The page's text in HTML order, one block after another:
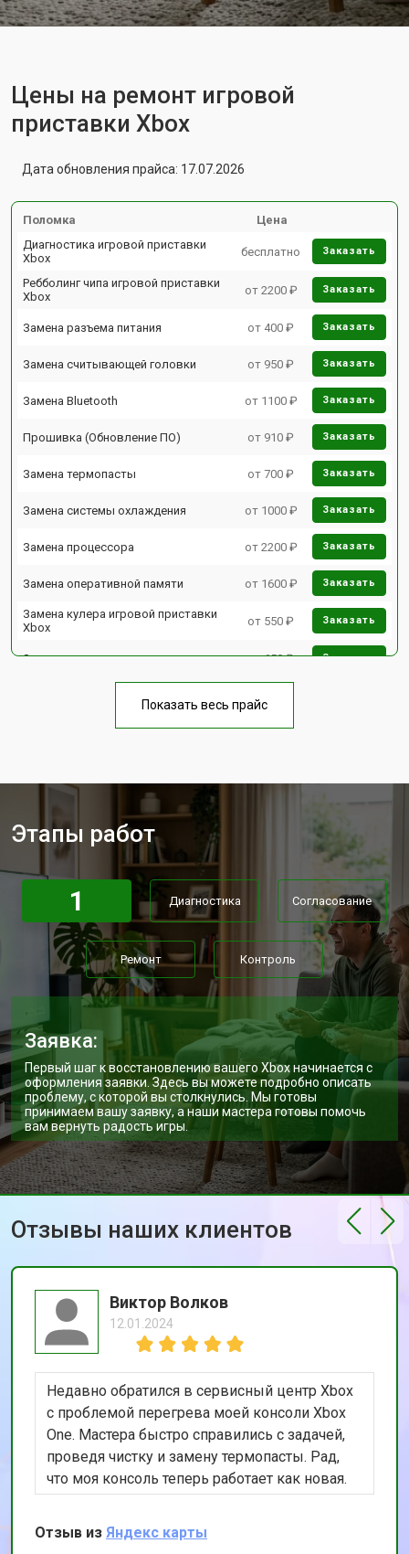
Цены на ремонт игровой
приставки Xbox
Дата обновления прайса: 17.07.2026
Поломка
Цена
Диагностика игровой приставки
Xbox
бесплатно Заказать
Ребболинг чипа игровой приставки
Xbox
от 2200 ₽ Заказать
Замена разъема питания от 400 ₽ Заказать
Замена считывающей головки от 950 ₽ Заказать
Замена Bluetooth от 1100 ₽ Заказать
Прошивка (Обновление ПО) от 910 ₽ Заказать
Замена термопасты от 700 ₽ Заказать
Замена системы охлаждения от 1000 ₽ Заказать
Замена процессора от 2200 ₽ Заказать
Замена оперативной памяти от 1600 ₽ Заказать
Замена кулера игровой приставки
Xbox
от 550 ₽ Заказать
Замена аудиоразъема от 650 ₽ Заказать
Замена Ethernet порта от 600 ₽
Замена блока питания Заказать
Замена материнской платы от 1100 ₽ Заказать
Показать весь прайс
Этапы работ
1 Диагностика Согласование
Ремонт Контроль
Заявка:
Первый шаг к восстановлению вашего Xbox начинается с
оформления заявки. Здесь вы можете подробно описать
проблему, с которой вы столкнулись. Мы готовы
принимаем вашу заявку, а наши мастера готовы помочь
вам вернуть радость игры.
Отзывы наших клиентов
Виктор Волков
12.01.2024
Недавно обратился в сервисный центр Xbox
с проблемой перегрева моей консоли Xbox
One. Мастера быстро справились с задачей,
проведя чистку и замену термопасты. Рад,
что моя консоль теперь работает как новая.
Спасибо за качественный и оперативный
Отзыв из Яндекс карты